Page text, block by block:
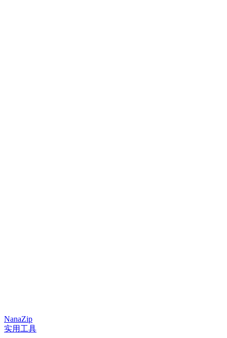
NanaZip
实用工具